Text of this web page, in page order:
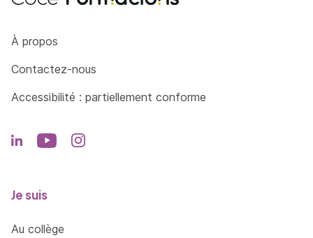
Côté Formations
À propos
Contactez-nous
Accessibilité : partiellement conforme
Je suis
Au collège